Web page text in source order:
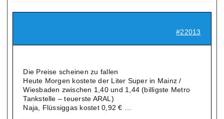
#22013
Die Preise scheinen zu fallen
Heute Morgen kostete der Liter Super in Mainz /
Wiesbaden zwischen 1,40 und 1,44 (billigste Metro
Tankstelle – teuerste ARAL)
Naja, Flüssiggas kostet 0,92 € …